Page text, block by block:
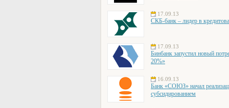
17.09.13
СКБ-банк – лидер в
17.09.13
Бинбанк запустил новый
20%»
16.09.13
Банк «СОЮЗ» начал
субсидированием